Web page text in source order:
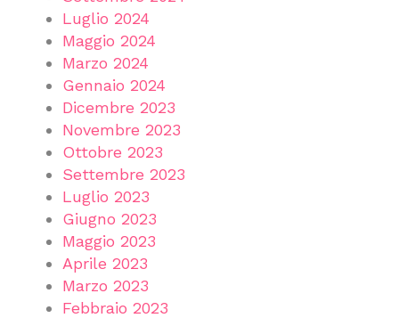
Luglio 2024
Maggio 2024
Marzo 2024
Gennaio 2024
Dicembre 2023
Novembre 2023
Ottobre 2023
Settembre 2023
Luglio 2023
Giugno 2023
Maggio 2023
Aprile 2023
Marzo 2023
Febbraio 2023